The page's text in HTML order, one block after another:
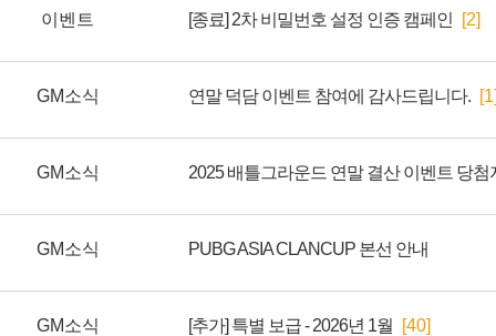
이벤트 [종료] 2차 비밀번호 설정 인증 캠페인 [2]
GM소식 연말 덕담 이벤트 참여에 감사드립니다.
GM소식 2025 배틀그라운드 연말 결산 이벤트 당첨
GM소식 PUBG ASIA CLANCUP 본선 안내
GM소식 [추가] 특별 보급 - 2026년 1월 [40]